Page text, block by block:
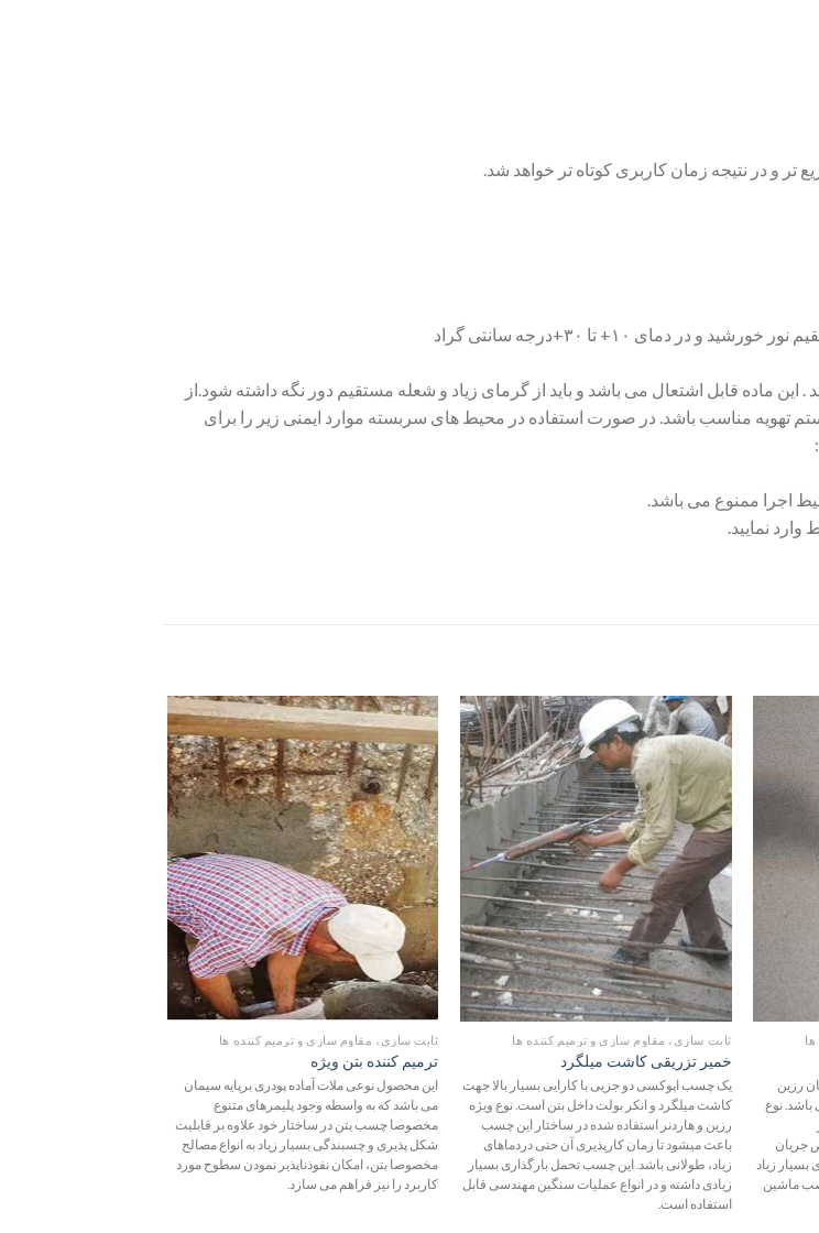
تر و در نتیجه زمان کاربری کوتاه تر خواهد شد.
۱۰+ تا ۳۰+درجه سانتی گراد
ماده قابل اشتعال می باشد و باید از گرمای زیاد و شعله مستقیم دور نگه داشته شود.از
تهویه مناسب باشد. در صورت استفاده در محیط های سربسته موارد ایمنی زیر را برای
افزودن
به
علاقه
مندی
رزین
باشد. نوع
جریان
زیاد
ماشین
افزودن
به
علاقه
مندی
ثابت سازی، مقاوم سازی و ترمیم کننده ها
خمیر تزریقی کاشت میلگرد
یک چسب اپوکسی دو جزیی با کارایی بسیار بالا جهت
کاشت میلگرد و انکر بولت داخل بتن است. نوع ویژه
رزین و هاردنر استفاده شده در ساختار این چسب
باعث میشود تا زمان کارپذیری آن حتی دردماهای
زیاد، طولانی باشد. این چسب تحمل بارگذاری بسیار
زیادی داشته و در انواع عملیات سنگین مهندسی قابل
استفاده است.
افزودن
به
علاقه
مندی
ها
ثابت سازی، مقاوم سازی و ترمیم کننده ها
ترمیم کننده بتن ویژه
این محصول نوعی ملات آماده پودری برپایه سیمان
می باشد که به واسطه وجود پلیمرهای متنوع
مخصوصا چسب بتن در ساختار خود علاوه بر قابلیت
شکل پذیری و چسبندگی بسیار زیاد به انواع مصالح
مخصوصا بتن، امکان نفوذناپذیر نمودن سطوح مورد
کاربرد را نیز فراهم می سازد.